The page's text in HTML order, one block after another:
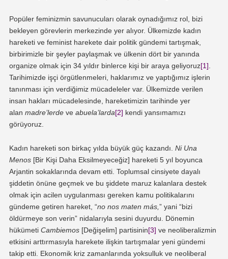
Popüler feminizmin savunucuları olarak oynadığımız rol, bizi
bekleyen görevlerin merkezinde yer alıyor. Ülkemizde kadın
hareketi ve feminist harekete dair politik gündemi tartışmak,
birbirimizle bir şeyler paylaşmak ve ülkenin dört bir yanında
organize olmak için 34 yıldır binlerce kişi bir araya geliyoruz[1].
Tarihimizde işçi örgütlenmeleri, haklarımız ve yaptığımız işlerin
tanınması için verdiğimiz mücadeleler var. Ülkemizde verilen
insan hakları mücadelesinde, hareketimizin tarihinde yer
alan madre’lerdeve abuela’larda[2] kendi yansımamızı
görüyoruz.
Kadın hareketi son birkaç yılda büyük güç kazandı. Ni Una
Menos[Bir Kişi Daha Eksilmeyeceğiz] hareketi 5 yıl boyunca
Arjantin sokaklarında devam etti. Toplumsal cinsiyete dayalı
şiddetin önüne geçmek ve bu şiddete maruz kalanlara destek
olmak için acilen uygulanması gereken kamu politikalarını
gündeme getiren hareket, “no nos maten más, ” yani “bizi
öldürmeye son verin” nidalarıyla sesini duyurdu. Dönemin
hükümeti Cambiemos[Değişelim] partisinin[3] ve neoliberalizmin
etkisini arttırmasıyla harekete ilişkin tartışmalar yeni gündemi
takip etti. Ekonomik kriz zamanlarında yoksulluk ve neoliberal